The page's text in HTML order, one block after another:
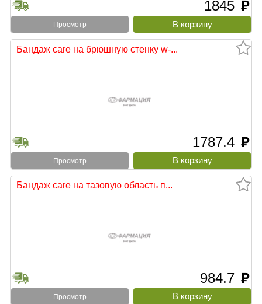
1845 руб
Просмотр
Бандаж care на брюшную стенку w-...
1787.4 руб
Просмотр
Бандаж care на тазовую область п...
984.7 руб
Просмотр